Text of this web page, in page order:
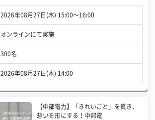
2026年08月27日(木) 15:00〜16:00
オンラインにて実施
300名
2026年08月27日(木) 14:00
【中部電力】「きれいごと」を貫き、
想いを形にする！中部電